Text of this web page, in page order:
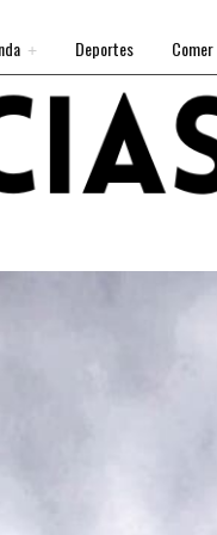
Deportes Comer